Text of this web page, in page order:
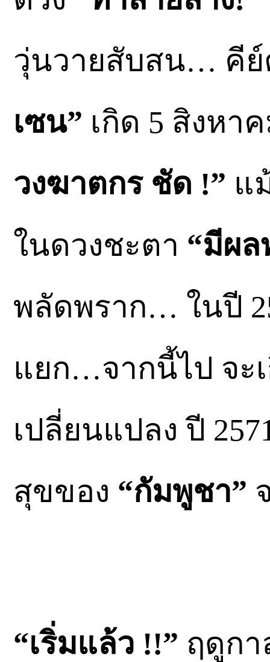
วุ่นวายสับสน… คี
เซน” เกิด 5 สิงหา
วงฆาตกร ชัด !” แ
ในดวงชะตา “มีผล
พลัดพราก… ในปี
แยก…จากนี้ไป จะ
เปลี่ยนแปลง ปี
สุขของ “กัมพูชา”
“เริ่มแล้ว !!” ฤดูกา